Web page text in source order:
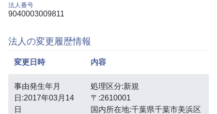
法人番号
9040003009811
法人の変更履歴情報
変更日時 内容
事由発生年月
日:2017年03月14
日
処理区分:新規
〒:2610001
国内所在地:千葉県千葉市美浜区